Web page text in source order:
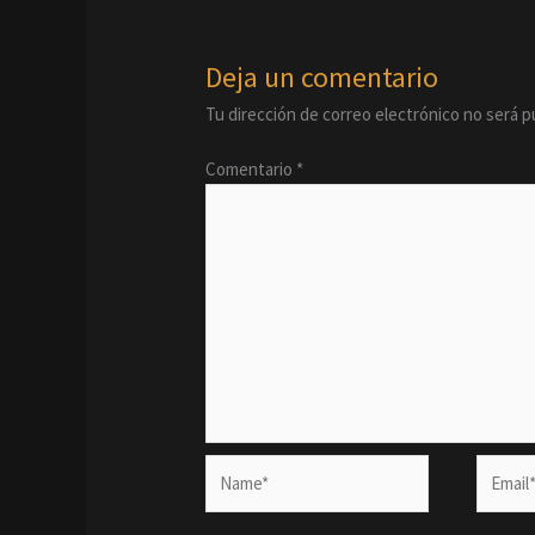
Deja un comentario
Tu dirección de correo electrónico no será
Comentario *